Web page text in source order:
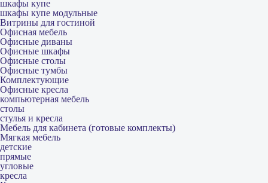
шкафы купе
шкафы купе модульные
Витрины для гостиной
Офисная мебель
Офисные диваны
Офисные шкафы
Офисные столы
Офисные тумбы
Комплектующие
Офисные кресла
компьютерная мебель
столы
стулья и кресла
Мебель для кабинета (готовые комплекты)
Мягкая мебель
детские
прямые
угловые
кресла